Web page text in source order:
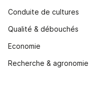
Conduite de cultures
Qualité & débouchés
Economie
Recherche & agronomie